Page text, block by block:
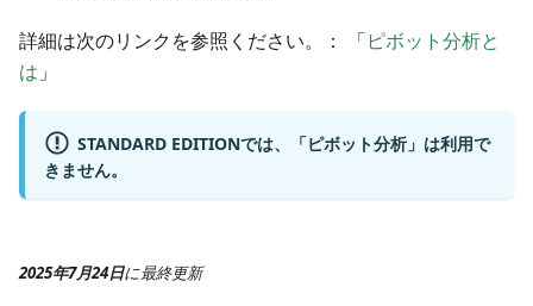
詳細は次のリンクを参照ください。： 「ピボット分析と
は 」
STANDARD EDITIONでは、「ピボット分析」は利用で
きません。
2025年7月24日に最終更新